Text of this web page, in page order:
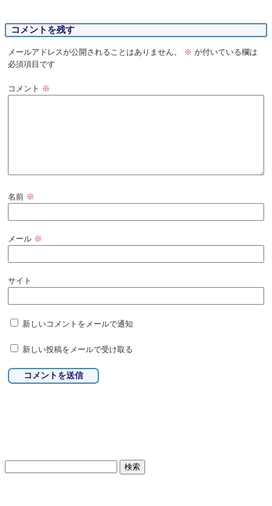
コメントを残す
メールアドレスが公開されることはありません。 ※ が付いている欄は
必須項目です
コメント ※
名前 ※
メール ※
サイト
新しいコメントをメールで通知
新しい投稿をメールで受け取る